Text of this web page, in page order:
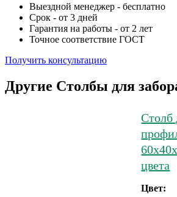
Выездной менеджер - бесплатно
Срок - от 3 дней
Гарантия на работы - от 2 лет
Точное соответствие ГОСТ
Получить консультацию
Другие Столбы для
Столб
цвета
Цвет: